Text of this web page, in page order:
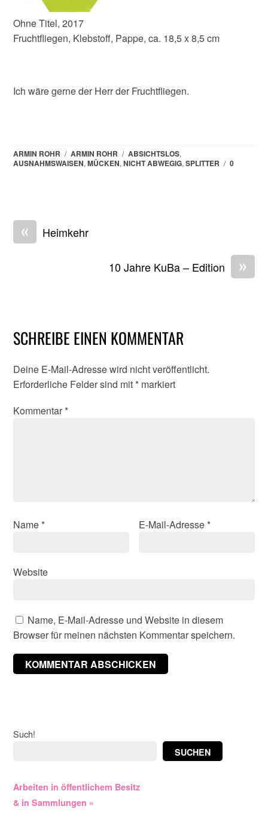
Ohne Titel, 2017
Fruchtfliegen, Klebstoff, Pappe, ca. 18,5 x 8,5 cm
Ich wäre gerne der Herr der Fruchtfliegen.
ARMIN ROHR / ARMIN ROHR / ABSICHTSLOS,
AUSNAHMSWAISEN,MÜCKEN,NICHT ABWEGIG,SPLITTER / 0
« Heimkehr
»
10 Jahre KuBa – Edition
SCHREIBE EINEN KOMMENTAR
Deine E-Mail-Adresse wird nicht veröffentlicht.
Erforderliche Felder sind mit * markiert
Kommentar *
Name * E-Mail-Adresse *
Website
Name, E-Mail-Adresse und Website in diesem
Browser für meinen nächsten Kommentar speichern.
Such!
SUCHEN
Arbeiten in öffentlichem Besitz
& in Sammlungen »